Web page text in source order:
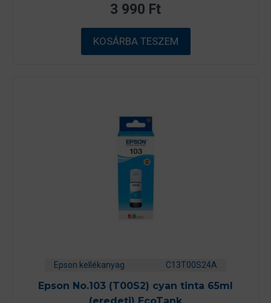
5
-
l
3 990 Ft
KOSÁRBA TESZEM
Epson kellékanyag C13T00S24A
Epson No.103 (T00S2) cyan tinta 65ml
(eredeti) EcoTank